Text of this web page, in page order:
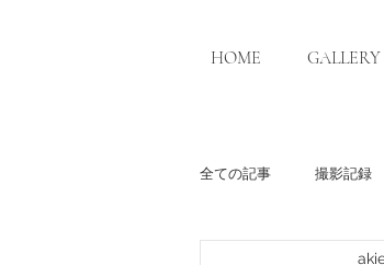
全ての記事 撮影記録
HOME GALLERY